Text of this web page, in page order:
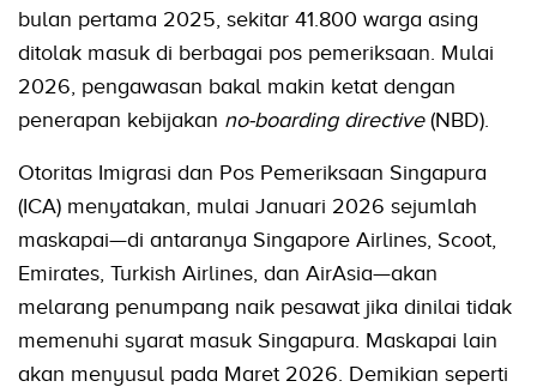
bulan pertama 2025, sekitar 41.800 warga asing
ditolak masuk di berbagai pos pemeriksaan. Mulai
2026, pengawasan bakal makin ketat dengan
penerapan kebijakan no-boarding directive (NBD).
Otoritas Imigrasi dan Pos Pemeriksaan Singapura
(ICA) menyatakan, mulai Januari 2026 sejumlah
maskapai—di antaranya Singapore Airlines, Scoot,
Emirates, Turkish Airlines, dan AirAsia—akan
melarang penumpang naik pesawat jika dinilai tidak
memenuhi syarat masuk Singapura. Maskapai lain
akan menyusul pada Maret 2026. Demikian seperti